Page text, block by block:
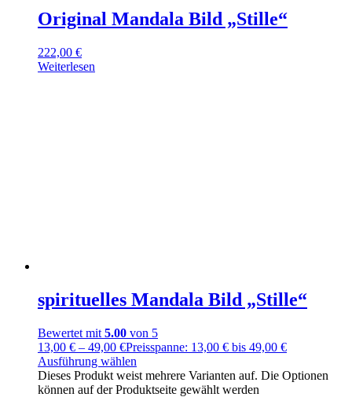
Original Mandala Bild „Stille“
222,00 €
Weiterlesen
spirituelles Mandala Bild „Stille“
Bewertet mit 5.00 von 5
13,00 € – 49,00 €Preisspanne: 13,00 € bis 49,00 €
Ausführung wählen
Dieses Produkt weist mehrere Varianten auf. Die Optionen
können auf der Produktseite gewählt werden